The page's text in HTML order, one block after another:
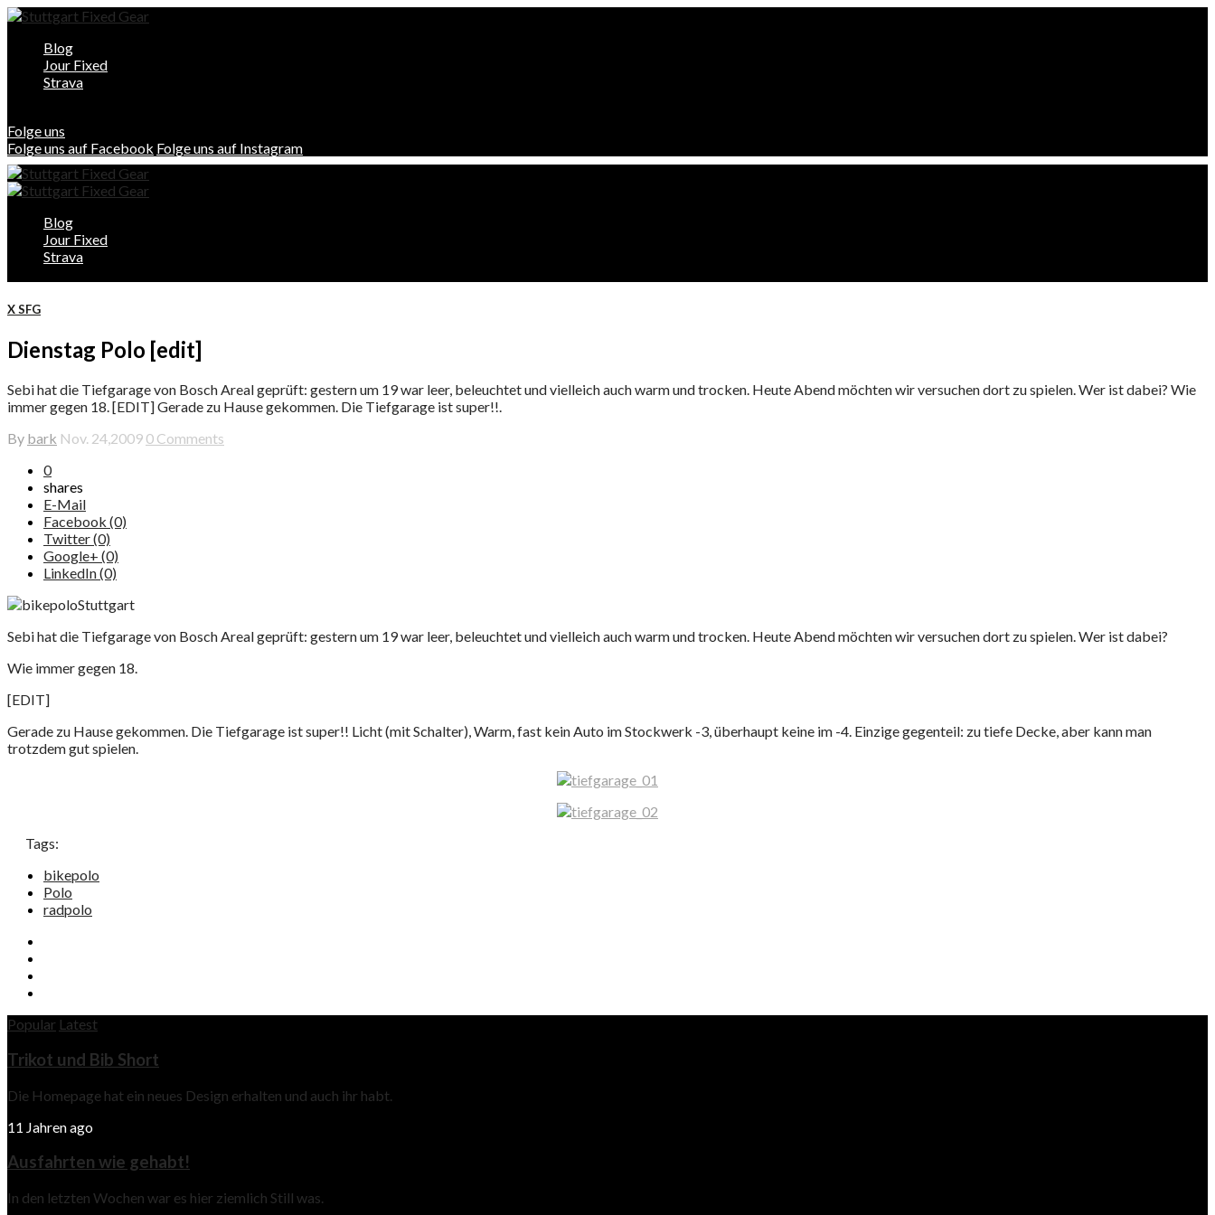
Blog
Jour Fixed
Strava
Folge uns
Folge uns auf Facebook Folge uns auf Instagram
Blog
Jour Fixed
Strava
X SFG
Dienstag Polo [edit]
Sebi hat die Tiefgarage von Bosch Areal geprüft: gestern um 19 war leer, beleuchtet und vielleich auch warm und trocken. Heute Abend möchten wir versuchen dort zu spielen. Wer ist dabei? Wie
immer gegen 18. [EDIT] Gerade zu Hause gekommen. Die Tiefgarage ist super!!.
By bark Nov. 24,2009 0 Comments
0
shares
E-Mail
Facebook (0)
Twitter (0)
Google+ (0)
LinkedIn (0)
Sebi hat die Tiefgarage von Bosch Areal geprüft: gestern um 19 war leer, beleuchtet und vielleich auch warm und trocken. Heute Abend möchten wir versuchen dort zu spielen. Wer ist dabei?
Wie immer gegen 18.
[EDIT]
Gerade zu Hause gekommen. Die Tiefgarage ist super!! Licht (mit Schalter), Warm, fast kein Auto im Stockwerk -3, überhaupt keine im -4. Einzige gegenteil: zu tiefe Decke, aber kann man
trotzdem gut spielen.
Tags:
bikepolo
Polo
radpolo
Popular Latest
Trikot und Bib Short
Die Homepage hat ein neues Design erhalten und auch ihr habt.
11 Jahren ago
Ausfahrten wie gehabt!
In den letzten Wochen war es hier ziemlich Still was.